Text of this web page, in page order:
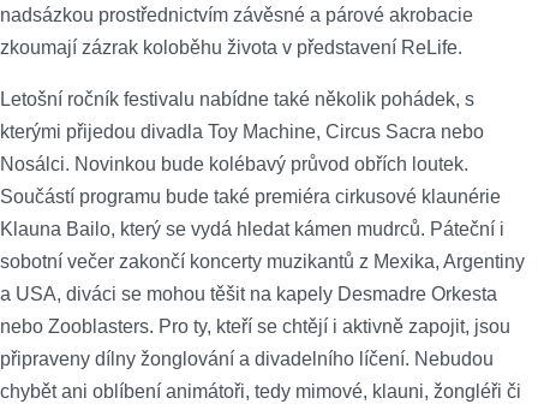
nadsázkou prostřednictvím závěsné a párové akrobacie
zkoumají zázrak koloběhu života v představení ReLife.
Letošní ročník festivalu nabídne také několik pohádek, s
kterými přijedou divadla Toy Machine, Circus Sacra nebo
Nosálci. Novinkou bude kolébavý průvod obřích loutek.
Součástí programu bude také premiéra cirkusové klaunérie
Klauna Bailo, který se vydá hledat kámen mudrců. Páteční i
sobotní večer zakončí koncerty muzikantů z Mexika, Argentiny
a USA, diváci se mohou těšit na kapely Desmadre Orkesta
nebo Zooblasters. Pro ty, kteří se chtějí i aktivně zapojit, jsou
připraveny dílny žonglování a divadelního líčení. Nebudou
chybět ani oblíbení animátoři, tedy mimové, klauni, žongléři či